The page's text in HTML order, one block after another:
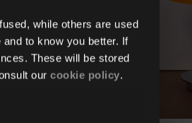
while others are used
to know you better. If
These will be stored
our cookie policy.